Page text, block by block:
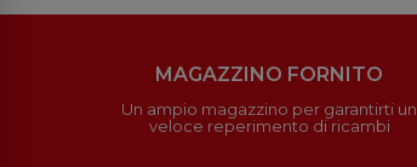
MAGAZZINO FORNITO
Un ampio magazzino per garantirti un
veloce reperimento di ricambi